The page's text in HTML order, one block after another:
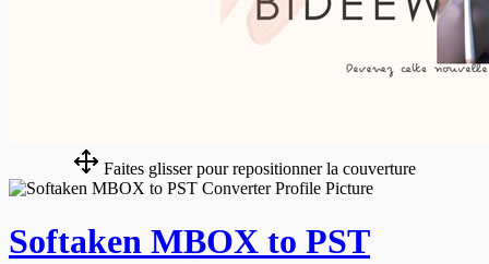
Faites glisser pour repositionner la couverture
Softaken MBOX to PST